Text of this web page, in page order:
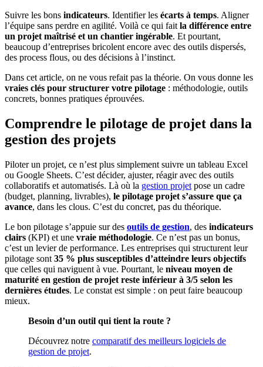
Suivre les bons indicateurs. Identifier les écarts à temps. Aligner
l’équipe sans perdre en agilité. Voilà ce qui fait la différence entre
un projet maîtrisé et un chantier ingérable. Et pourtant,
beaucoup d’entreprises bricolent encore avec des outils dispersés,
des process flous, ou des décisions à l’instinct.
Dans cet article, on ne vous refait pas la théorie. On vous donne les
vraies clés pour structurer votre pilotage : méthodologie, outils
concrets, bonnes pratiques éprouvées.
Comprendre le pilotage de projet dans la
gestion des projets
Piloter un projet, ce n’est plus simplement suivre un tableau Excel
ou Google Sheets. C’est décider, ajuster, réagir avec des outils
collaboratifs et automatisés. Là où la gestion projet pose un cadre
(budget, planning, livrables), le pilotage projet s’assure que ça
avance, dans les clous. C’est du concret, pas du théorique.
Le bon pilotage s’appuie sur des outils de gestion, des indicateurs
clairs (KPI) et une vraie méthodologie. Ce n’est pas un bonus,
c’est un levier de performance. Les entreprises qui structurent leur
pilotage sont 35 % plus susceptibles d’atteindre leurs objectifs
que celles qui naviguent à vue. Pourtant, le niveau moyen de
maturité en gestion de projet reste inférieur à 3/5 selon les
dernières études. Le constat est simple : on peut faire beaucoup
mieux.
Besoin d’un outil qui tient la route ?
Découvrez notre comparatif des meilleurs logiciels de
gestion de projet.